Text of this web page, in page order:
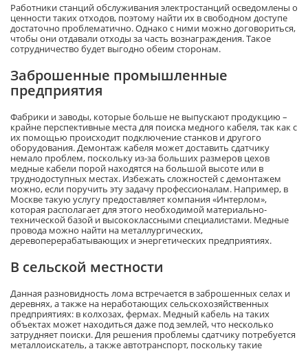
Работники станций обслуживания электростанций осведомлены о
ценности таких отходов, поэтому найти их в свободном доступе
достаточно проблематично. Однако с ними можно договориться,
чтобы они отдавали отходы за часть вознаграждения. Такое
сотрудничество будет выгодно обеим сторонам.
Заброшенные промышленные
предприятия
Фабрики и заводы, которые больше не выпускают продукцию –
крайне перспективные места для поиска медного кабеля, так как с
их помощью происходит подключение станков и другого
оборудования. Демонтаж кабеля может доставить сдатчику
немало проблем, поскольку из-за больших размеров цехов
медные кабели порой находятся на большой высоте или в
труднодоступных местах. Избежать сложностей с демонтажем
можно, если поручить эту задачу профессионалам. Например, в
Москве такую услугу предоставляет компания «Интерлом»,
которая располагает для этого необходимой материально-
технической базой и высококлассными специалистами. Медные
провода можно найти на металлургических,
деревоперерабатывающих и энергетических предприятиях.
В сельской местности
Данная разновидность лома встречается в заброшенных селах и
деревнях, а также на неработающих сельскохозяйственных
предприятиях: в колхозах, фермах. Медный кабель на таких
объектах может находиться даже под землей, что несколько
затрудняет поиски. Для решения проблемы сдатчику потребуется
металлоискатель, а также автотранспорт, поскольку такие